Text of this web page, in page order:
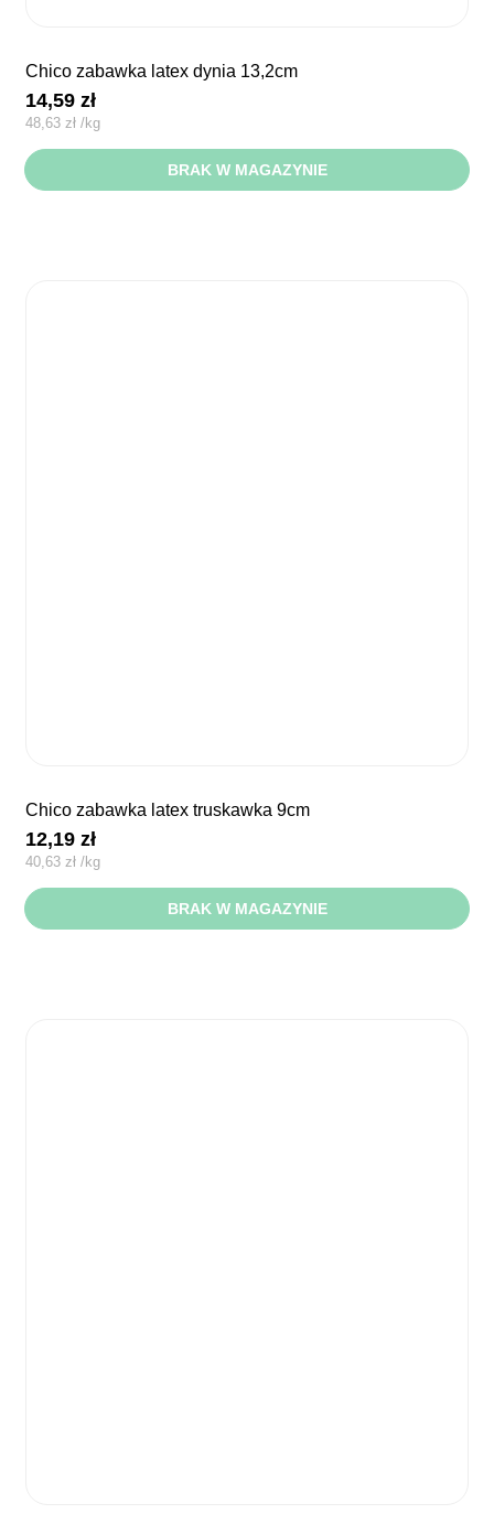
chico zabawka latex dynia 13,2cm
14,59zł
48,63 zł /kg
BRAK W MAGAZYNIE
chico zabawka latex truskawka 9cm
12,19zł
40,63zł /kg
BRAK W MAGAZYNIE